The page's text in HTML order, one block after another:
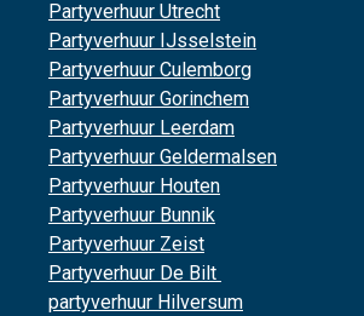
Partyverhuur Utrecht
Partyverhuur IJsselstein
Partyverhuur Culemborg
Partyverhuur Gorinchem
Partyverhuur Leerdam
Partyverhuur Geldermalsen
Partyverhuur Houten
Partyverhuur Bunnik
Partyverhuur Zeist
Partyverhuur De Bilt
partyverhuur Hilversum